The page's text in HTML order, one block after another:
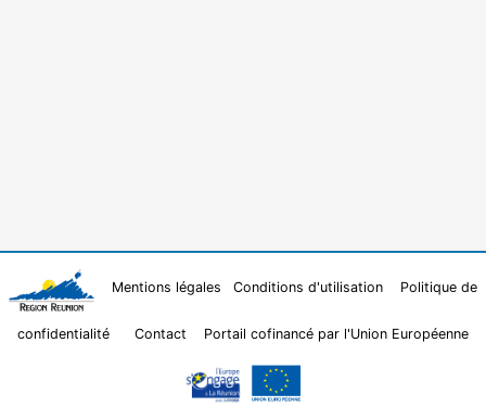
Mentions légales Conditions d'utilisation Politique de
confidentialité Contact Portail cofinancé par l'Union Européenne